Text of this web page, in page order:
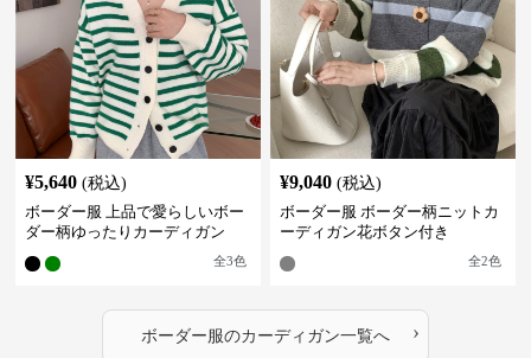
¥5,640 (税込)
ボーダー服 上品で愛らしいボー
ダー柄ゆったりカーディガン
全3色
¥9,040 (税込)
ボーダー服 ボーダー柄ニットカ
ーディガン花ボタン付き
全2色
ボーダー服のカーディガン一覧へ ›